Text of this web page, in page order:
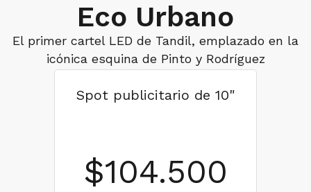
Eco Urbano
El primer cartel LED de Tandil, emplazado en la
icónica esquina de Pinto y Rodríguez
Spot publicitario de 10"
$104.500